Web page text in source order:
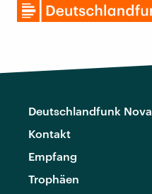
Deutschlandfunk Nova
Kontakt
Empfang
Trophäen